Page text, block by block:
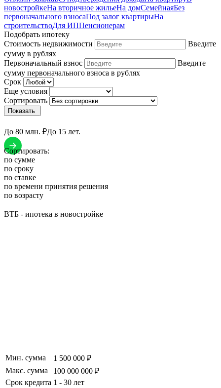
новостройкеНа вторичное жильеНа домСемейнаяБез
первоначального взносаПод залог квартирыНа
строительствоДля ИППенсионерам
Подобрать ипотеку
Стоимость недвижимости
Введите
сумму в рублях
Первоначальный взнос
Введите
сумму первоначального взноса в рублях
Срок
Еще условия
Сортировать
Показать
До 80 млн. ₽До 15 лет.
Сортировать:
по сумме
по сроку
по ставке
по времени принятия решения
по возрасту
ВТБ - ипотека в новостройке
Мин. сумма
1 500 000 ₽
Макс. сумма
100 000 000 ₽
Срок кредита 1 - 30 лет